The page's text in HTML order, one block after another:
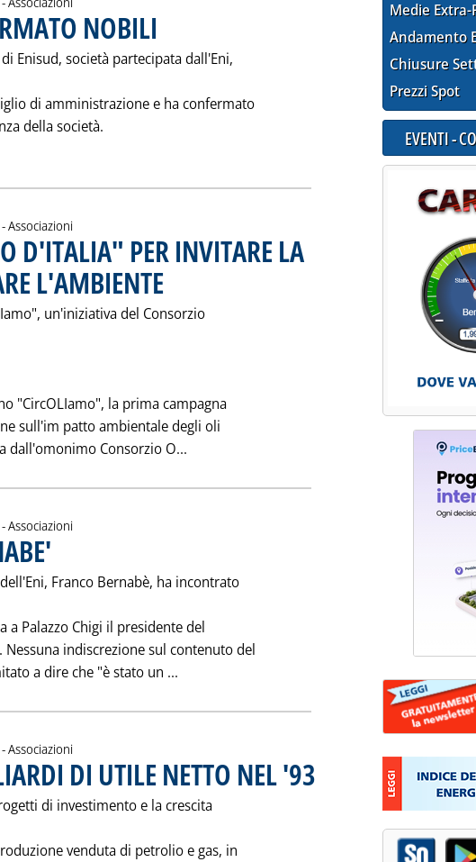
NOBILI
Enisud, società partecipata dall'Eni,
di amministrazione e ha confermato
della società.
Associazioni
D'ITALIA" PER INVITARE LA
L'AMBIENTE
un'iniziativa del Consorzio
"CircOLIamo", la prima campagna
sull'im patto ambientale degli oli
dall'omonimo Consorzio O... Leggi tutta la notizia: 'OLI USATI: "GIRO
Associazioni
Franco Bernabè, ha incontrato
a Palazzo Chigi il presidente del
Nessuna indiscrezione sul contenuto del
a dire che "è stato un ...
Associazioni
DI UTILE NETTO NEL '93 . Pubblicata sabato 28 maggio 1994
di investimento e la crescita
venduta di petrolio e gas, in
Medie Extra-
Andamento
Chiusure
Prezzi Spot
EVENTI -